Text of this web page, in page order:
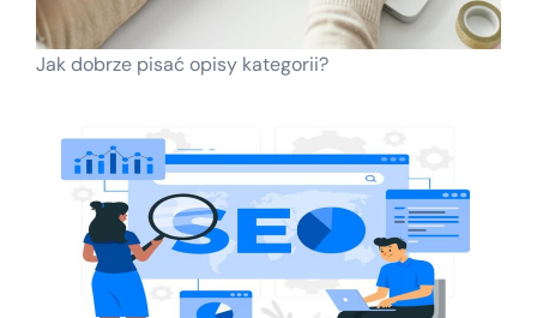
Jak dobrze pisać opisy kategorii?